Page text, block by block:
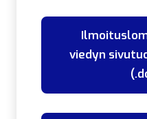
viedyn